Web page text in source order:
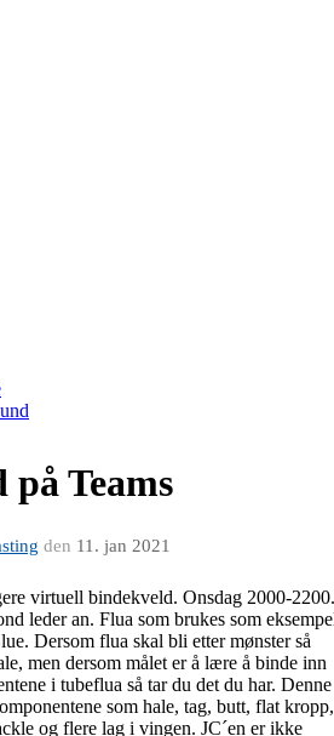
Teams
den 11. jan 2021
virtuell bindekveld. Onsdag 2000-2200.
leder an. Flua som brukes som
Dersom flua skal bli etter mønster så
men dersom målet er å lære å binde inn
i tubeflua så tar du det du har. Denne
som hale, tag, butt, flat kropp,
og flere lag i vingen. JC´en er ikke